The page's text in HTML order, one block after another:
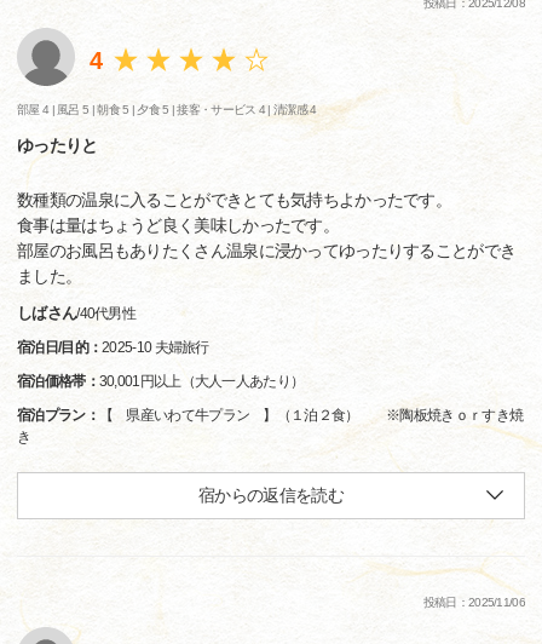
投稿日：2025/12/08
4
部屋 4 | 風呂 5 |朝食 5 | 夕食 5 |接客・サービス 4 |清潔感 4
ゆったりと
数種類の温泉に入ることができとても気持ちよかったです。
食事は量はちょうど良く美味しかったです。
部屋のお風呂もありたくさん温泉に浸かってゆったりすることができ
ました。
しばさん/40代男性
宿泊日/目的：2025-10 夫婦旅行
宿泊価格帯： 30,001円以上（大人一人あたり）
宿泊プラン：
【 県産いわて牛プラン 】（１泊２食） ※陶板焼きｏｒすき焼
き
宿からの返信を読む
投稿日：2025/11/06